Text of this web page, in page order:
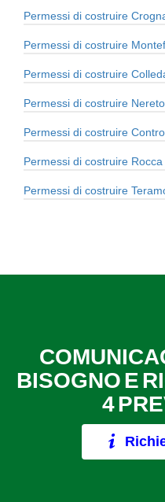
Permessi di costruire
Permessi di costruire
Permessi di costruire
Permessi di costruire Nereto
Permessi di costruire
Permessi di costruire
Permessi di costruire
BISOGNO E
4